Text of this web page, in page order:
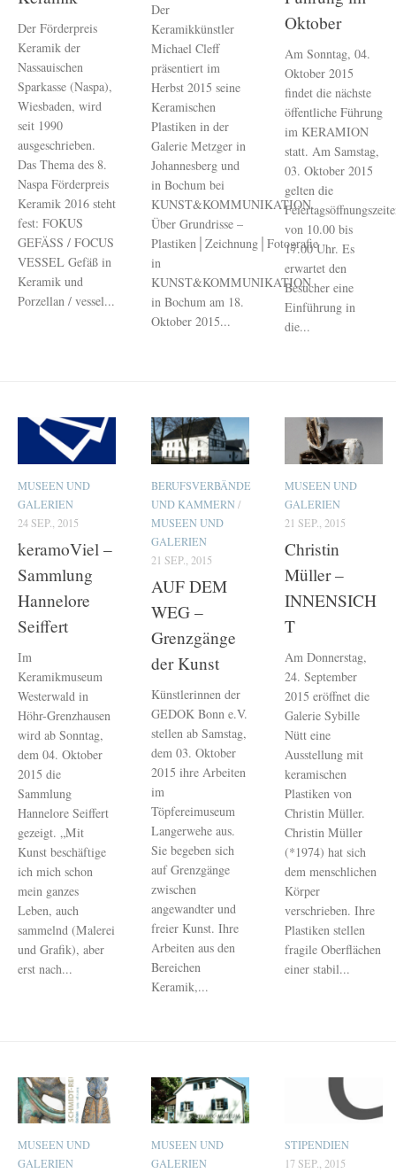
Der Förderpreis
Keramik der
Nassauischen
Sparkasse (Naspa),
Wiesbaden, wird
seit 1990
ausgeschrieben.
Das Thema des 8.
Naspa Förderpreis
Keramik 2016 steht
fest: FOKUS
GEFÄSS / FOCUS
VESSEL Gefäß in
Keramik und
Porzellan / vessel...
Der
Keramikkünstler
Michael Cleff
präsentiert im
Herbst 2015 seine
Keramischen
Plastiken in der
Galerie Metzger in
Johannesberg und
in Bochum bei
KUNST&KOMMUNIKATION.
Über Grundrisse –
Plastiken│Zeichnung│Fotografie
in
KUNST&KOMMUNIKATION
in Bochum am 18.
Oktober 2015...
Oktober
Am Sonntag, 04.
Oktober 2015
findet die nächste
öffentliche Führung
im KERAMION
statt. Am Samstag,
03. Oktober 2015
gelten die
von 10.00 bis
17.00 Uhr. Es
erwartet den
Besucher eine
Einführung in
die...
MUSEEN UND
GALERIEN
24 SEP., 2015
keramoViel –
Sammlung
Hannelore
Seiffert
Im
Keramikmuseum
Westerwald in
Höhr-Grenzhausen
wird ab Sonntag,
dem 04. Oktober
2015 die
Sammlung
Hannelore Seiffert
gezeigt. „Mit
Kunst beschäftige
ich mich schon
mein ganzes
Leben, auch
sammelnd (Malerei
und Grafik), aber
erst nach...
BERUFSVERBÄNDE
UND KAMMERN/
MUSEEN UND
GALERIEN
21 SEP., 2015
AUF DEM
WEG –
Grenzgänge
der Kunst
Künstlerinnen der
GEDOK Bonn e.V.
stellen ab Samstag,
dem 03. Oktober
2015 ihre Arbeiten
im
Töpfereimuseum
Langerwehe aus.
Sie begeben sich
auf Grenzgänge
zwischen
angewandter und
freier Kunst. Ihre
Arbeiten aus den
Bereichen
Keramik,...
MUSEEN UND
GALERIEN
21 SEP., 2015
Christin
Müller –
INNENSICH
T
Am Donnerstag,
24. September
2015 eröffnet die
Galerie Sybille
Nütt eine
Ausstellung mit
keramischen
Plastiken von
Christin Müller.
Christin Müller
(*1974) hat sich
dem menschlichen
Körper
verschrieben. Ihre
Plastiken stellen
fragile Oberflächen
einer stabil...
MUSEEN UND
GALERIEN
MUSEEN UND
GALERIEN
STIPENDIEN
17 SEP., 2015